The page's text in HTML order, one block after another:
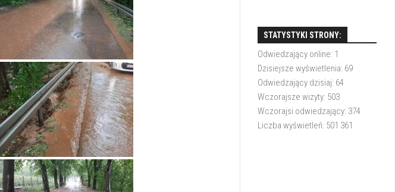
STATYSTYKI STRONY:
Odwiedzający online: 1
Dzisiejsze wyświetlenia: 69
Odwiedzający dzisiaj: 64
Wczorajsze wizyty: 503
Wczorajsi odwiedzający: 374
Liczba wyświetleń: 501 361